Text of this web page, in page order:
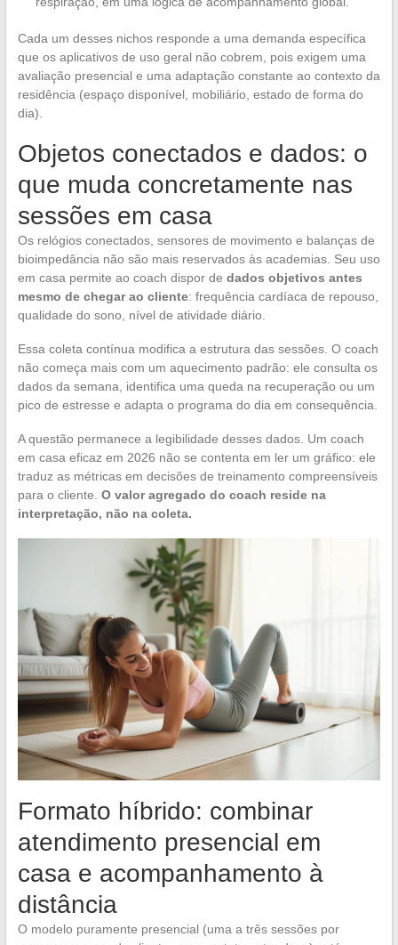
Cada um desses nichos responde a uma demanda específica
que os aplicativos de uso geral não cobrem, pois exigem uma
avaliação presencial e uma adaptação constante ao contexto da
residência (espaço disponível, mobiliário, estado de forma do
dia).
Objetos conectados e dados: o
que muda concretamente nas
sessões em casa
Os relógios conectados, sensores de movimento e balanças de
bioimpedância não são mais reservados às academias. Seu uso
em casa permite ao coach dispor de dados objetivos antes
mesmo de chegar ao cliente: frequência cardíaca de repouso,
qualidade do sono, nível de atividade diário.
Essa coleta contínua modifica a estrutura das sessões. O coach
não começa mais com um aquecimento padrão: ele consulta os
dados da semana, identifica uma queda na recuperação ou um
pico de estresse e adapta o programa do dia em consequência.
A questão permanece a legibilidade desses dados. Um coach
em casa eficaz em 2026 não se contenta em ler um gráfico: ele
traduz as métricas em decisões de treinamento compreensíveis
para o cliente. O valor agregado do coach reside na
interpretação, não na coleta.
Formato híbrido: combinar
atendimento presencial em
casa e acompanhamento à
distância
O modelo puramente presencial (uma a três sessões por